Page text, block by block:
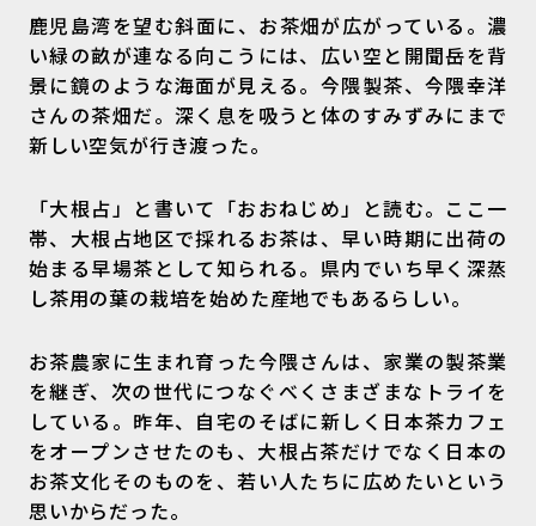
鹿児島湾を望む斜面に、お茶畑が広がっている。濃
い緑の畝が連なる向こうには、広い空と開聞岳を背
景に鏡のような海面が見える。今隈製茶、今隈幸洋
さんの茶畑だ。深く息を吸うと体のすみずみにまで
新しい空気が行き渡った。
「大根占」と書いて「おおねじめ」と読む。ここ一
帯、大根占地区で採れるお茶は、早い時期に出荷の
始まる早場茶として知られる。県内でいち早く深蒸
し茶用の葉の栽培を始めた産地でもあるらしい。
お茶農家に生まれ育った今隈さんは、家業の製茶業
を継ぎ、次の世代につなぐべくさまざまなトライを
している。昨年、自宅のそばに新しく日本茶カフェ
をオープンさせたのも、大根占茶だけでなく日本の
お茶文化そのものを、若い人たちに広めたいという
思いからだった。